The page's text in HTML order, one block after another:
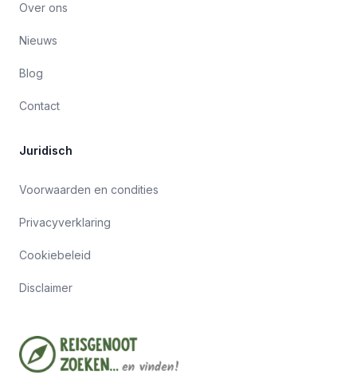
Over ons
Nieuws
Blog
Contact
Juridisch
Voorwaarden en condities
Privacyverklaring
Cookiebeleid
Disclaimer